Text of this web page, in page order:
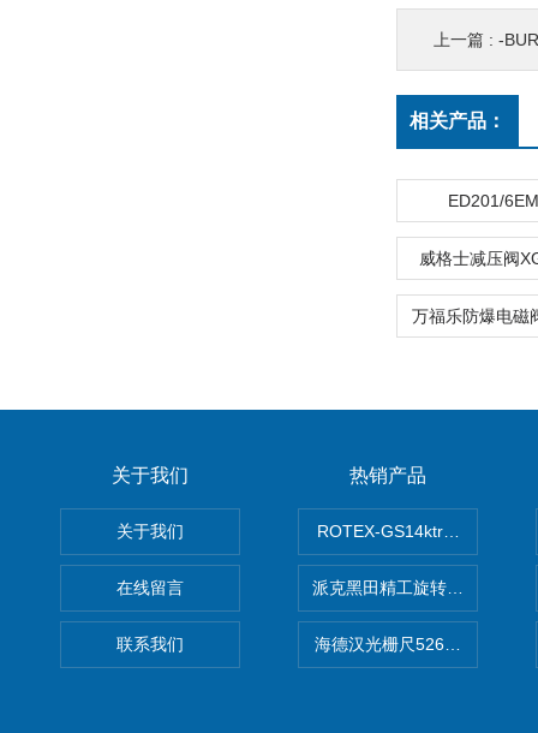
上一篇 : -
相关产品：
ED201/
威格士减压阀
关于我们
关于我们
在线留言
联系我们
热销产品
ROTEX-GS14ktr梅花连轴器
派克黑田精工旋转气缸
海德汉光栅尺526974-09